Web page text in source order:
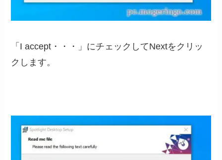
「I accept・・・」にチェックしてNextをクリッ
クします。